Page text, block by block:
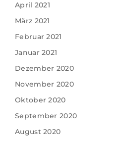
April 2021
März 2021
Februar 2021
Januar 2021
Dezember 2020
November 2020
Oktober 2020
September 2020
August 2020